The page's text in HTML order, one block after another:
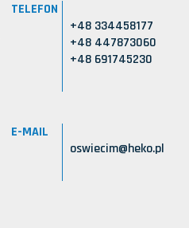
TELEFON
+48 334458177
+48 447873060
+48 691745230
E-MAIL
oswiecim@heko.pl